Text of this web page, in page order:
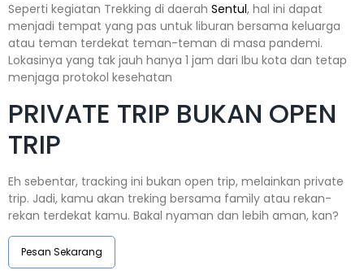
Seperti kegiatan Trekking di daerah Sentul, hal ini dapat
menjadi tempat yang pas untuk liburan bersama keluarga
atau teman terdekat teman-teman di masa pandemi.
Lokasinya yang tak jauh hanya 1 jam dari Ibu kota dan tetap
menjaga protokol kesehatan
PRIVATE TRIP BUKAN OPEN
TRIP
Eh sebentar, tracking ini bukan open trip, melainkan private
trip. Jadi, kamu akan treking bersama family atau rekan-
rekan terdekat kamu. Bakal nyaman dan lebih aman, kan?
Pesan Sekarang